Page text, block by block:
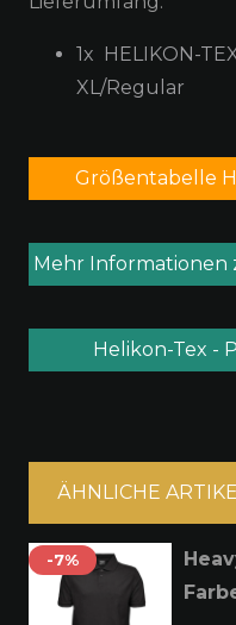
1x HELIKON-
XL/Regular
Größentabelle
Mehr Informationen
Helikon-Tex -
ÄHNLICHE
-7%